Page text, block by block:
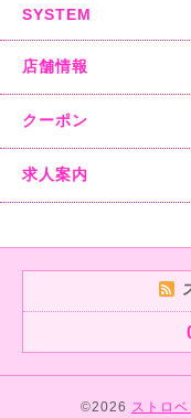
SYSTEM
店舗情報
クーポン
求人案内
©2026 ストロ